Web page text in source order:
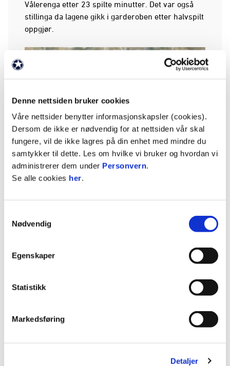
Denne nettsiden bruker cookies
Våre nettsider benytter informasjonskapsler (cookies).
Dersom de ikke er nødvendig for at nettsiden vår skal
fungere, vil de ikke lagres på din enhet med mindre du
samtykker til dette. Les om hvilke vi bruker og hvordan vi
administrerer dem under Personvern.
Se alle cookies her.
Nødvendig
Egenskaper
Statistikk
Markedsføring
Detaljer
Vålerenga etter 23 spilte minutter. Det var også
stillinga da lagene gikk i garderoben etter halvspilt
oppgjør.
bortsett fra Aaron Kiil Olsen og Oscar Hedvall, var
det stort sett et nytt Vålerenga-lag på banen etter
en times spill. De nye gutta fulgte opp, holdt stand
i Marbella under årets oppkjøring.
tilbake til hovedstaden, og neste lørdag, 7. mars